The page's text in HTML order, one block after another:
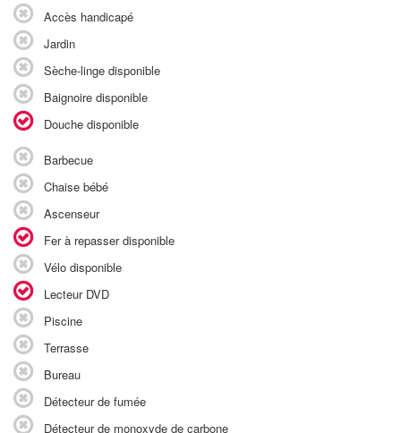
Accès handicapé
Jardin
Sèche-linge disponible
Baignoire disponible
Douche disponible
Barbecue
Chaise bébé
Ascenseur
Fer à repasser disponible
Vélo disponible
Lecteur DVD
Piscine
Terrasse
Bureau
Détecteur de fumée
Détecteur de monoxyde de carbone